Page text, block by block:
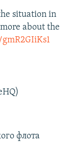
situation in
about the
флота